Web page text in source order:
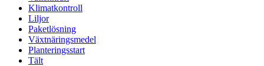
Klimatkontroll
Liljor
Paketlösning
Växtnäringsmedel
Planteringsstart
Tält